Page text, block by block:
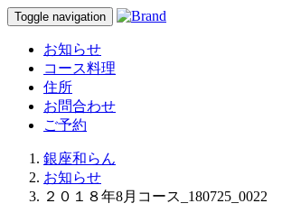
Toggle navigation
お知らせ
コース料理
住所
お問合わせ
ご予約
銀座和らん
お知らせ
２０１８年8月コース_180725_0022